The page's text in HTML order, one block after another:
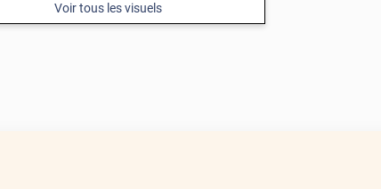
Voir tous les visuels